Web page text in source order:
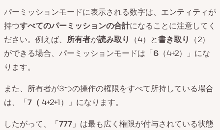
パーミッションモードに表示される数字は、エンティティが
持つすべてのパーミッションの合計になることに注意してく
ださい。例えば、 所有者が読み取り （4）と書き取り （2）
ができる場合、パーミッションモードは「6 （4+2）」にな
ります。
また、所有者が3つの操作の権限をすべて所持している場合
は、「7（ 4+2+1）」になります。
したがって、「777 」は最も広く権限が付与されている状態